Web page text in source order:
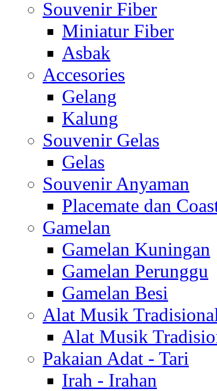
Souvenir Fiber
Miniatur Fiber
Asbak
Accesories
Gelang
Kalung
Souvenir Gelas
Gelas
Souvenir Anyaman
Placemate dan
Gamelan
Gamelan Kuningan
Gamelan Perunggu
Gamelan Besi
Alat Musik
Alat Musik
Pakaian Adat - Tari
Irah - Irahan